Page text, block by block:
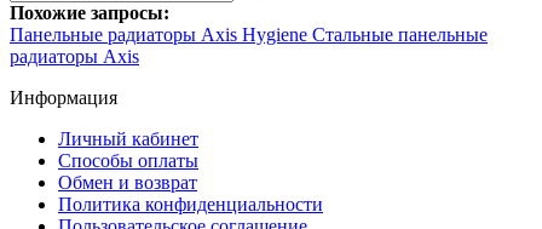
Похожие запросы:
Панельные радиаторы Axis Hygiene Стальные панельные
радиаторы Axis
Информация
Личный кабинет
Способы оплаты
Обмен и возврат
Политика конфиденциальности